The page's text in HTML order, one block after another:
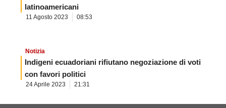
latinoamericani
11 Agosto 2023 08:53
Notizia
Indigeni ecuadoriani rifiutano negoziazione di voti
con favori politici
24 Aprile 2023 21:31